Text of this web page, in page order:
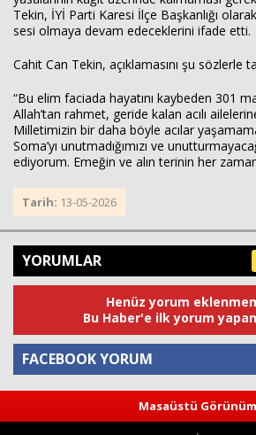
Tekin, İYİ Parti Karesi İlçe Başkanlığı
sesi olmaya devam edeceklerini ifade etti.
Cahit Can Tekin, açıklamasını şu sözlerle
“Bu elim faciada hayatını kaybeden 301
Allah’tan rahmet, geride kalan acılı
Milletimizin bir daha böyle acılar
Soma’yı unutmadığımızı ve
ediyorum. Emeğin ve alın terinin her zaman
Tarih: 13-05-2026
YORUMLAR
Henüz yorum
Bu Haber'e ilk yorum
FACEBOOK YORUM
Yorum
Masaüstü Görünüm